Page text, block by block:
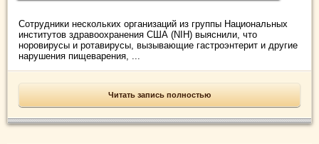
Сотрудники нескольких организаций из группы Национальных
институтов здравоохранения США (NIH) выяснили, что
норовирусы и ротавирусы, вызывающие гастроэнтерит и другие
нарушения пищеварения, ...
Читать запись полностью